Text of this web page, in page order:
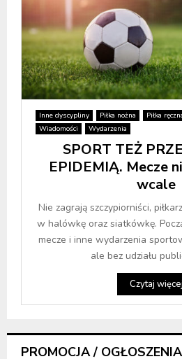
Inne dyscypliny Piłka nożna Piłka
Wiadomości
Wydarzenia
SPORT TEŻ
EPIDEMIĄ. Mecze
wcale
Nie zagrają szczypiorniści,
w halówkę oraz siatkówkę.
mecze i inne wydarzenia
ale bez udziału
Czytaj więcej
PROMOCJA / OGŁOSZENIA